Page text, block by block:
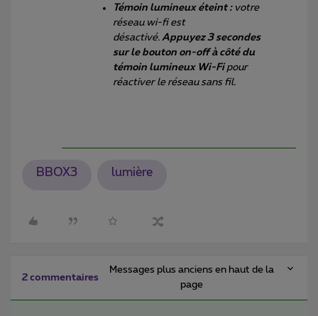
Témoin lumineux éteint :votre
réseau wi-fi est
désactivé. Appuyez 3 secondes
sur le bouton on-off à côté du
témoin lumineux Wi-Fipour
réactiver le réseau sans fil.
BBOX3 lumière
2 commentaires
Messages plus anciens en haut de la
page